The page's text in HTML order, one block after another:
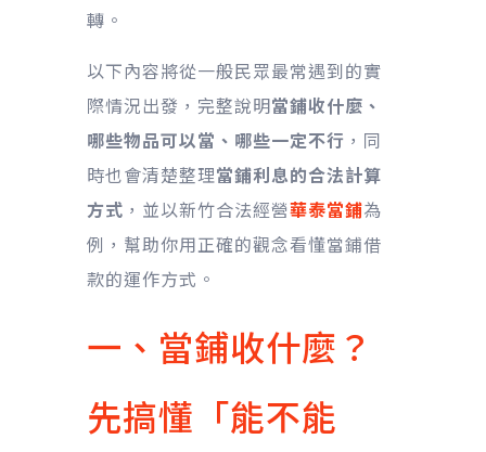
轉。
以下內容將從一般民眾最常遇到的實
際情況出發，完整說明當鋪收什麼、
哪些物品可以當、哪些一定不行 ，同
時也會清楚整理當鋪利息的合法計算
方式 ，並以新竹合法經營華泰當鋪為
例，幫助你用正確的觀念看懂當鋪借
款的運作方式。
一、當鋪收什麼？
先搞懂「能不能